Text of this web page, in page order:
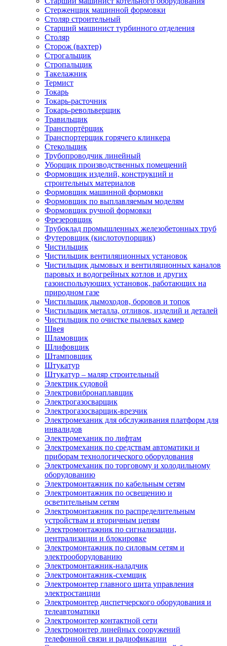
Стерженщик машинной формовки
Столяр строительный
Старший машинист турбинного отделения
Столяр
Сторож (вахтер)
Строгальщик
Стропальщик
Такелажник
Термист
Токарь
Токарь-расточник
Токарь-револьверщик
Травильщик
Транспортёрщик
Транспортерщик горячего клинкера
Стекольщик
Трубопроводчик линейный
Уборщик производственных помещений
Формовщик изделий, конструкций и
строительных материалов
Формовщик машинной формовки
Формовщик по выплавляемым моделям
Формовщик ручной формовки
Фрезеровщик
Трубоклад промышленных железобетонных труб
Футеровщик (кислотоупорщик)
Чистильщик
Чистильщик вентиляционных установок
Чистильщик дымовых и вентиляционных каналов
паровых и водогрейных котлов и других
газоиспользующих установок, работающих на
природном газе
Чистильщик дымоходов, боровов и топок
Чистильщик металла, отливок, изделий и деталей
Чистильщик по очистке пылевых камер
Швея
Шламовщик
Шлифовщик
Штамповщик
Штукатур
Штукатур – маляр строительный
Электрик судовой
Электровибронаплавщик
Электрогазосварщик
Электрогазосварщик-врезчик
Электромеханик для обслуживания платформ для
инвалидов
Электромеханик по лифтам
Электромеханик по средствам автоматики и
приборам технологического оборудования
Электромеханик по торговому и холодильному
оборудованию
Электромонтажник по кабельным сетям
Электромонтажник по освещению и
осветительным сетям
Электромонтажник по распределительным
устройствам и вторичным цепям
Электромонтажник по сигнализации,
централизации и блокировке
Электромонтажник по силовым сетям и
электрооборудованию
Электромонтажник-наладчик
Электромонтажник-схемщик
Электромонтер главного щита управления
электростанции
Электромонтер диспетчерского оборудования и
телеавтоматики
Электромонтер контактной сети
Электромонтер линейных сооружений
телефонной связи и радиофикации